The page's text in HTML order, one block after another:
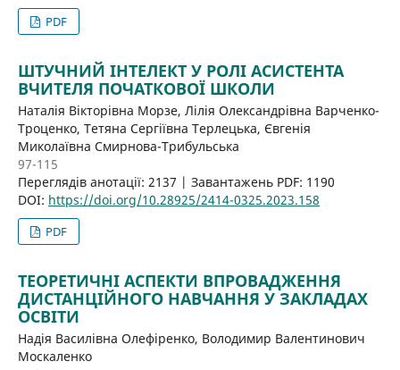
PDF
ШТУЧНИЙ ІНТЕЛЕКТ У РОЛІ АСИСТЕНТА
ВЧИТЕЛЯ ПОЧАТКОВОЇ ШКОЛИ
Наталія Вікторівна Морзе, Лілія Олександрівна Варченко-
Троценко, Тетяна Сергіївна Терлецька, Євгенія
Миколаївна Смирнова-Трибульська
97-115
Переглядів анотації: 2137 | Завантажень PDF: 1190
DOI: https://doi.org/10.28925/2414-0325.2023.158
PDF
ТЕОРЕТИЧНІ АСПЕКТИ ВПРОВАДЖЕННЯ
ДИСТАНЦІЙНОГО НАВЧАННЯ У ЗАКЛАДАХ
ОСВІТИ
Надія Василівна Олефіренко, Володимир Валентинович
Москаленко